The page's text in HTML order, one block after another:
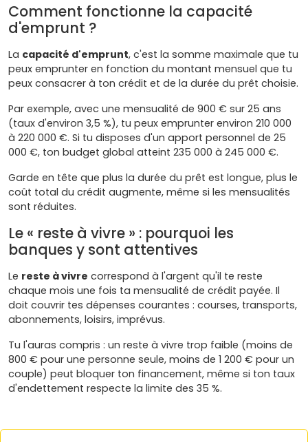
Comment fonctionne la capacité
d'emprunt ?
La capacité d'emprunt, c'est la somme maximale que tu
peux emprunter en fonction du montant mensuel que tu
peux consacrer à ton crédit et de la durée du prêt choisie.
Par exemple, avec une mensualité de 900 € sur 25 ans
(taux d'environ 3,5 %), tu peux emprunter environ 210 000
à 220 000 €. Si tu disposes d'un apport personnel de 25
000 €, ton budget global atteint 235 000 à 245 000 €.
Garde en tête que plus la durée du prêt est longue, plus le
coût total du crédit augmente, même si les mensualités
sont réduites.
Le « reste à vivre » : pourquoi les
banques y sont attentives
Le reste à vivre correspond à l'argent qu'il te reste
chaque mois une fois ta mensualité de crédit payée. Il
doit couvrir tes dépenses courantes : courses, transports,
abonnements, loisirs, imprévus.
Tu l'auras compris : un reste à vivre trop faible (moins de
800 € pour une personne seule, moins de 1 200 € pour un
couple) peut bloquer ton financement, même si ton taux
d'endettement respecte la limite des 35 %.